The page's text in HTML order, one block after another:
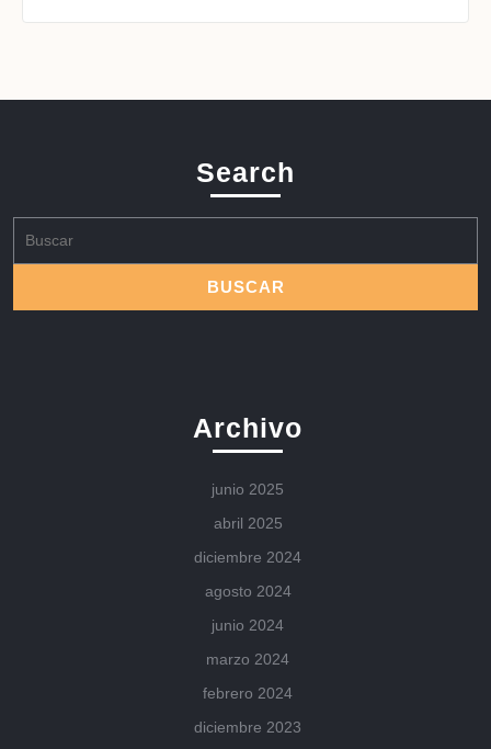
Search
Archivo
junio 2025
abril 2025
diciembre 2024
agosto 2024
junio 2024
marzo 2024
febrero 2024
diciembre 2023